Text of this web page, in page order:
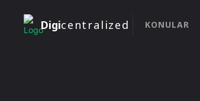
Digicentralized KONULAR